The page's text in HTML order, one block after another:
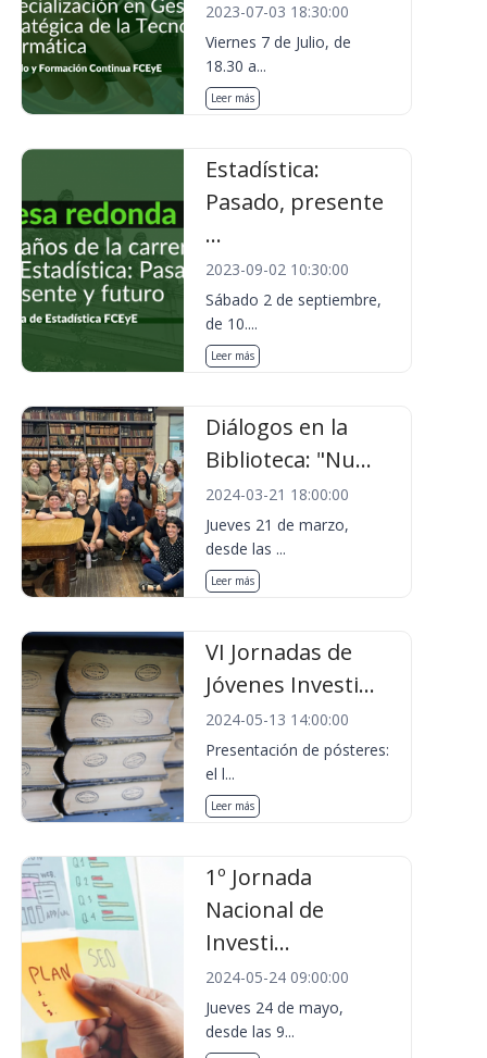
2023-07-03 18:30:00
Viernes 7 de Julio, de
18.30 a...
Leer más
Estadística:
Pasado, presente
...
2023-09-02 10:30:00
Sábado 2 de septiembre,
de 10....
Leer más
Diálogos en la
Biblioteca: "Nu...
2024-03-21 18:00:00
Jueves 21 de marzo,
desde las ...
Leer más
VI Jornadas de
Jóvenes Investi...
2024-05-13 14:00:00
Presentación de pósteres:
el l...
Leer más
1º Jornada
Nacional de
Investi...
2024-05-24 09:00:00
Jueves 24 de mayo,
desde las 9...